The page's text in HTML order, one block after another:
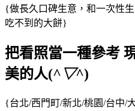
{做長久口碑生意，和一次性
吃不到的大餅}
把看照當一種參考
美的人(^▽^)
{台北/西門町/新北/桃園/台中/